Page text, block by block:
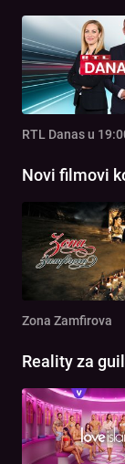
RTL Danas u
Novi filmovi
Zona Zamfirova
Reality za